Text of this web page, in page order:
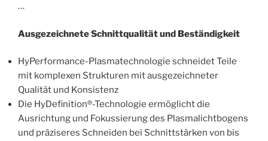
…
Ausgezeichnete Schnittqualität und Beständigkeit
HyPerformance-Plasmatechnologie schneidet Teile
mit komplexen Strukturen mit ausgezeichneter
Qualität und Konsistenz
Die HyDefinition®-Technologie ermöglicht die
Ausrichtung und Fokussierung des Plasmalichtbogens
und präziseres Schneiden bei Schnittstärken von bis